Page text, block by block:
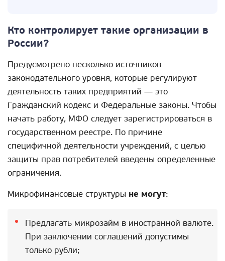
Кто контролирует такие организации в
России?
Предусмотрено несколько источников
законодательного уровня, которые регулируют
деятельность таких предприятий — это
Гражданский кодекс и Федеральные законы. Чтобы
начать работу, МФО следует зарегистрироваться в
государственном реестре. По причине
специфичной деятельности учреждений, с целью
защиты прав потребителей введены определенные
ограничения.
Микрофинансовые структуры не могут:
Предлагать микрозайм в иностранной валюте.
При заключении соглашений допустимы
только рубли;